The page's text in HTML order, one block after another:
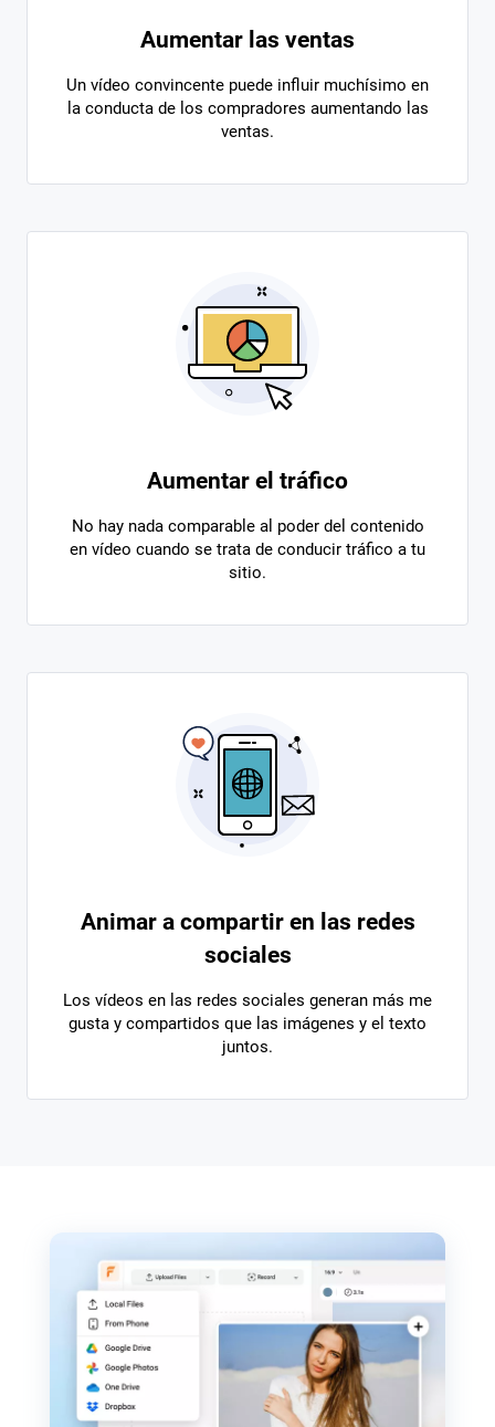
Aumentar las ventas
Un vídeo convincente puede influir muchísimo en
la conducta de los compradores aumentando las
ventas.
Aumentar el tráfico
No hay nada comparable al poder del contenido
en vídeo cuando se trata de conducir tráfico a tu
sitio.
Animar a compartir en las redes
sociales
Los vídeos en las redes sociales generan más me
gusta y compartidos que las imágenes y el texto
juntos.